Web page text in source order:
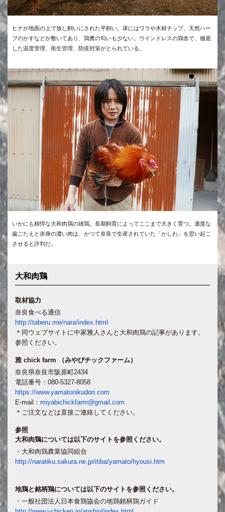
ヒナが地面の上で放し飼いにされた平飼い。床にはワラや木材チップ、天然ハー
ブのかすなどが敷いてあり、鶏糞の匂いも少ない。ウインドレスの鶏舎で、徹底
した温度管理、衛生管理、防疫対策がとられている。
いかにも精悍な大和肉鶏の雄鶏。長期飼育によってここまで大きく育つ。適度な
歯ごたえと赤身の濃い肉は、かつて奈良で生産されていた「かしわ」を思い起こ
させると評判だ。
大和肉鶏
取材協力
奈良食べる通信
http://taberu.me/nara/index.html
＊同ウェブサイトに中家雅人さんと大和肉鶏の記事があります。
参照ください。
雅 chick farm （みやびチックファーム）
奈良県奈良市阪原町2434
電話番号：080-5327-8058
https://www.yamatonikudori.com
E-mail： miyabichickfarm@gmail.com
＊ご注文などは直接ご連絡してください。
参照
大和肉鶏については以下のサイトを参照ください。
・大和肉鶏農業協同組合
http://naratiku.sakura.ne.jp/itiba/yamato/hyousi.htm
地鶏と銘柄鶏については以下のサイトを参照ください。
・一般社団法人日本食鶏協会の地鶏銘柄鶏ガイド